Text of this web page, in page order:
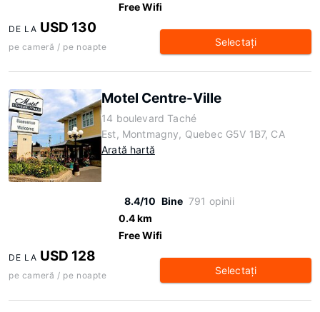
Free Wifi
DE LA USD 130
pe cameră / pe noapte Selectaţi
Motel Centre-Ville
14 boulevard Taché
Est, Montmagny, Quebec G5V 1B7, CA
Arată hartă
8.4/10 Bine 791 opinii
0.4 km
Free Wifi
DE LA USD 128
pe cameră / pe noapte Selectaţi